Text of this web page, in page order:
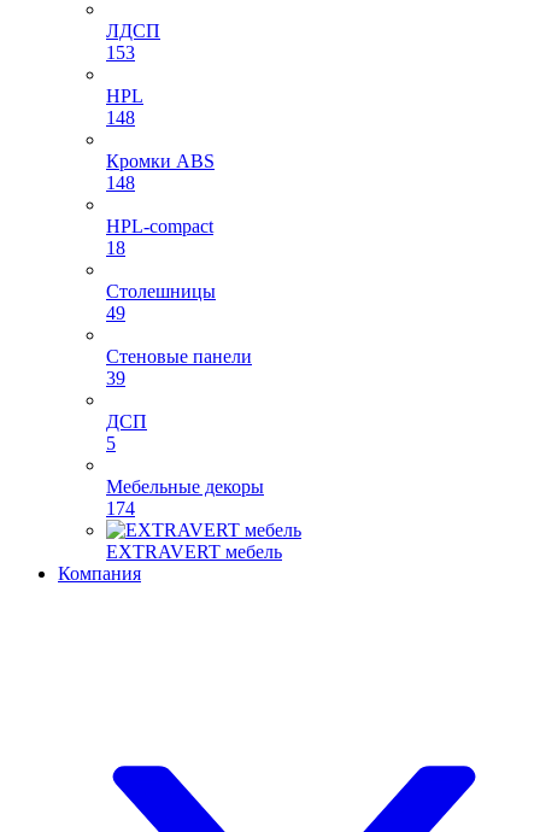
ЛДСП
153
HPL
148
Кромки ABS
148
HPL-compact
18
Столешницы
49
Стеновые панели
39
ДСП
5
Мебельные декоры
174
EXTRAVERT мебель
Компания